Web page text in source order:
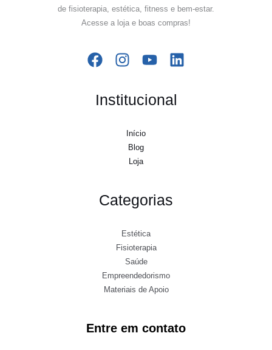
de fisioterapia, estética, fitness e bem-estar.
Acesse a loja e boas compras!
Institucional
Início
Blog
Loja
Categorias
Estética
Fisioterapia
Saúde
Empreendedorismo
Materiais de Apoio
Entre em contato